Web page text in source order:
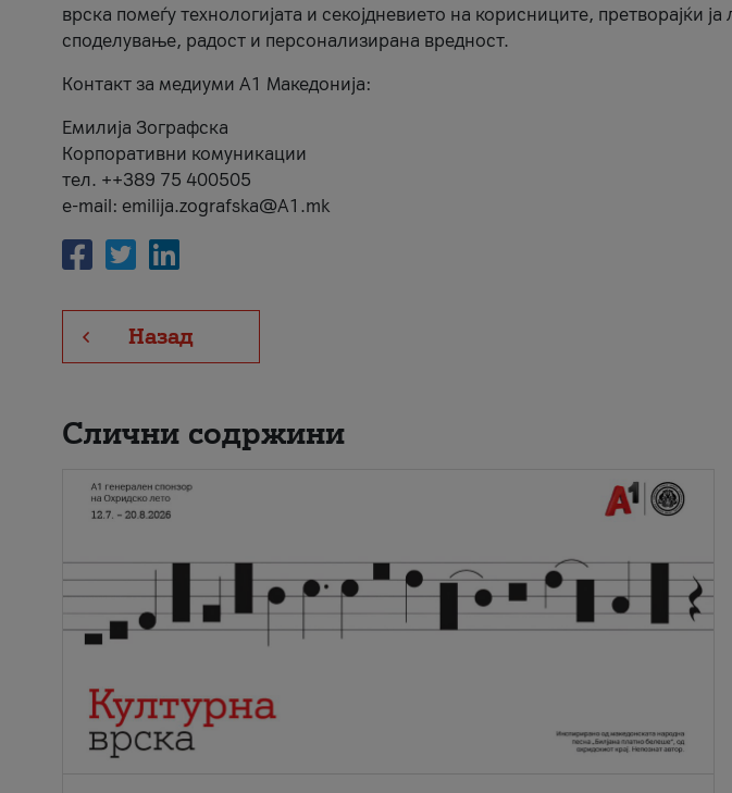
врска помеѓу технологијата и секојдневието на корисниците, претворајќи
споделување, радост и персонализирана вредност.
Контакт за медиуми А1 Македонија:
Емилија Зографска
Корпоративни комуникации
тел. ++389 75 400505
e-mail: emilija.zografska@A1.mk
Назад
Слични содржини